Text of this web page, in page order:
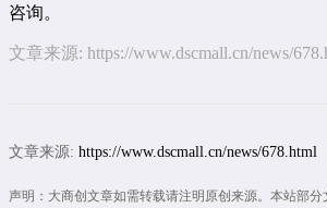
咨询。
文章来源: https://www.dscmall.cn/news/
文章来源: https://www.dscmall.cn/news/678.html
声明：大商创文章如需转载请注明原创来源。本站部分